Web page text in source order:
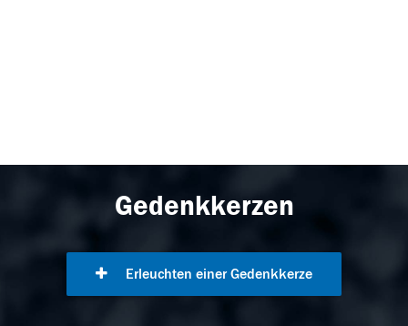
Gedenkkerzen
Erleuchten einer Gedenkkerze